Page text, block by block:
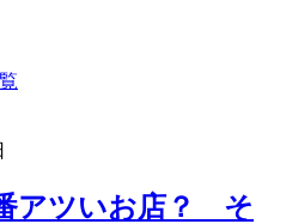
アツいお店？ そ